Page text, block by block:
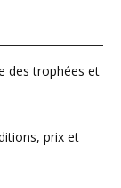
des trophées et
prix et